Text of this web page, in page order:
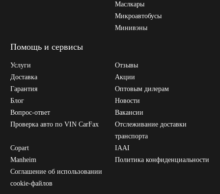
Маслкары
Микроавтобусы
Минивэны
Помощь и сервисы
Услуги
Отзывы
Доставка
Акции
Гарантия
Оптовым дилерам
Блог
Новости
Вопрос-ответ
Вакансии
Проверка авто по VIN CarFax
Отслеживание доставки
транспорта
Copart
IAAI
Manheim
Политика конфиденциальности
Соглашение об использовании
cookie-файлов